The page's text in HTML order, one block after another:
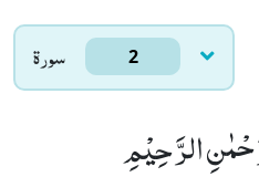
سورۃ 2
الرَّحِیْمِ